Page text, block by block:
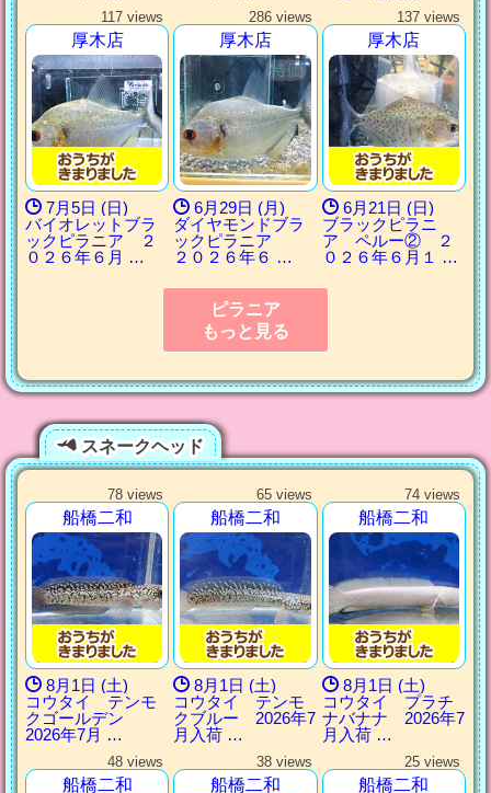
117 views
厚木店
7月5日 (日)
バイオレットブラ
ックピラニア ２
０２６年６月 …
286 views
厚木店
6月29日 (月)
ダイヤモンドブラ
ックピラニア
２０２６年６ …
137 views
厚木店
6月21日 (日)
ブラックピラニ
ア ペルー② ２
０２６年６月１ …
ピラニア
もっと見る
スネークヘッド
78 views
船橋二和
8月1日 (土)
コウタイ テンモ
クゴールデン
2026年7月 …
65 views
船橋二和
8月1日 (土)
コウタイ テンモ
クブルー 2026年7
月入荷 …
74 views
船橋二和
8月1日 (土)
コウタイ プラチ
ナバナナ 2026年7
月入荷 …
48 views
船橋二和
38 views
船橋二和
25 views
船橋二和